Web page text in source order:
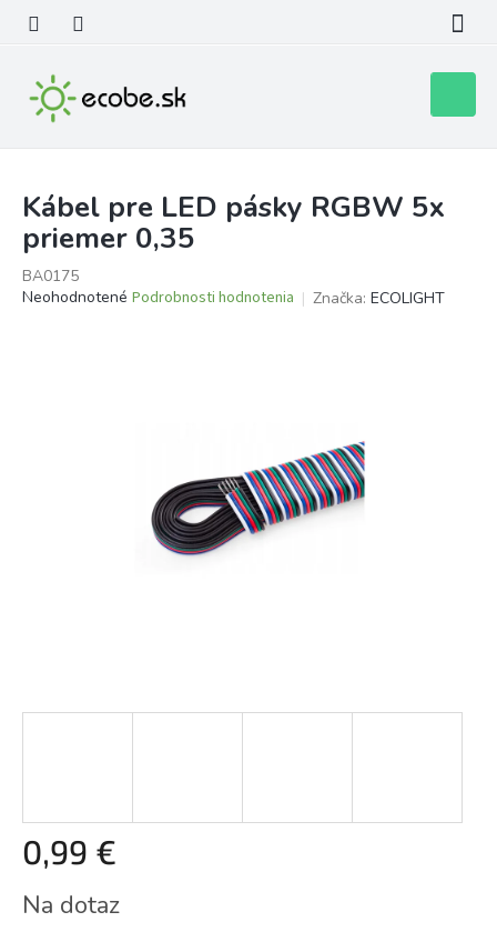
obsah
košík
Kábel pre LED pásky RGBW 5x
priemer 0,35
BA0175
Priemerné
Neohodnotené Podrobnosti hodnotenia Značka: ECOLIGHT
0,99 €
cena:
Na dotaz